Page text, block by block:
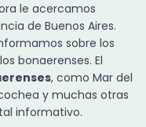
le acercamos
de Buenos Aires.
sobre los
bonaerenses. El
, como Mar del
y muchas otras
informativo.